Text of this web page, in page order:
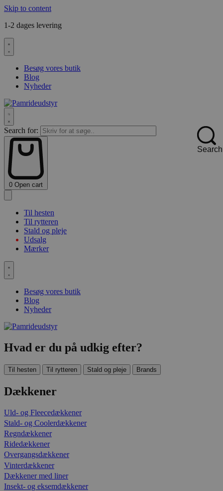
Skip to content
1-2 dages levering
Besøg vores butik
Blog
Nyheder
Search for:
Search
0 Open cart
Til hesten
Til rytteren
Stald og pleje
Udsalg
Mærker
Besøg vores butik
Blog
Nyheder
Hvad er du på udkig efter?
Til hesten Til rytteren Stald og pleje Brands
Dækkener
Uld- og Fleecedækkener
Stald- og Coolerdækkener
Regndækkener
Ridedækkener
Overgangsdækkener
Vinterdækkener
Dækkener med liner
Insekt- og eksemdækkener